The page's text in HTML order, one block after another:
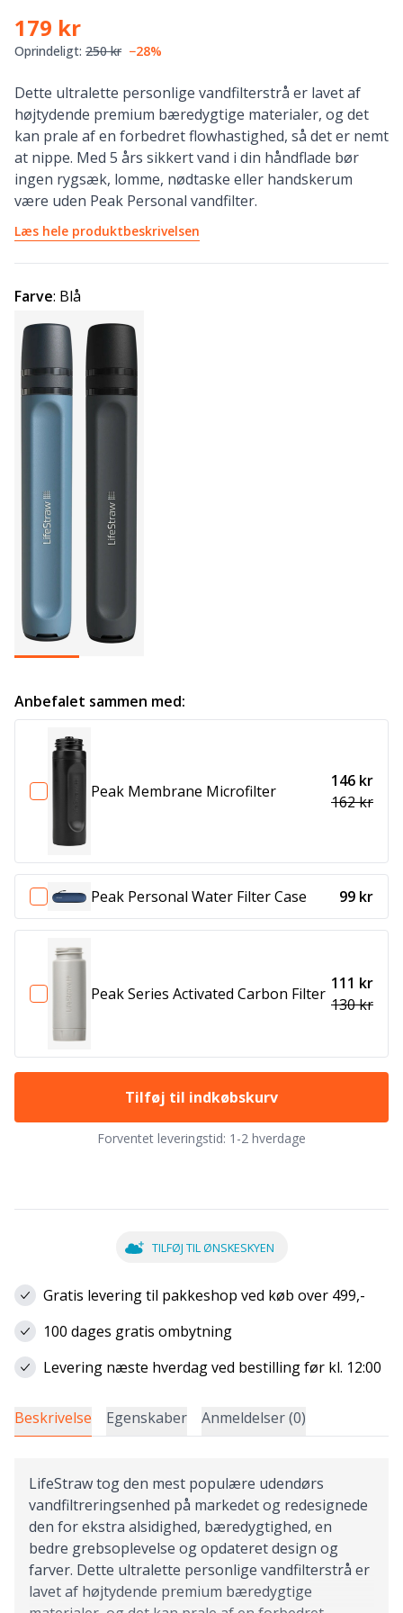
179 kr
Oprindeligt: 250 kr −28%
Dette ultralette personlige vandfilterstrå er lavet af
højtydende premium bæredygtige materialer, og det
kan prale af en forbedret flowhastighed, så det er nemt
at nippe. Med 5 års sikkert vand i din håndflade bør
ingen rygsæk, lomme, nødtaske eller handskerum
være uden Peak Personal vandfilter.
Læs hele produktbeskrivelsen
Farve: Blå
Anbefalet sammen med:
Peak Membrane Microfilter
146 kr
162 kr
Peak Personal Water Filter Case 99 kr
Peak Series Activated Carbon Filter
111 kr
130 kr
Tilføj til indkøbskurv
Forventet leveringstid: 1-2 hverdage
TILFØJ TIL ØNSKESKYEN
Gratis levering til pakkeshop ved køb over 499,-
100 dages gratis ombytning
Levering næste hverdag ved bestilling før kl. 12:00
Beskrivelse Egenskaber Anmeldelser (0)
LifeStraw tog den mest populære udendørs
vandfiltreringsenhed på markedet og redesignede
den for ekstra alsidighed, bæredygtighed, en
bedre grebsoplevelse og opdateret design og
farver. Dette ultralette personlige vandfilterstrå er
lavet af højtydende premium bæredygtige